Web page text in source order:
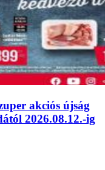
akciós újság
2026.08.12.-ig